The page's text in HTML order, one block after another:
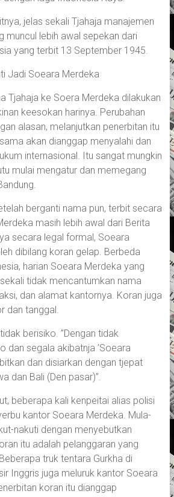
jelas sekali Tjahaja manajemen
muncul lebih awal sepekan dari
yang terbit 13 September 1945.
Jadi Soeara Merdeka
Tjahaja ke Soera Merdeka dilakukan
keesokan harinya. Perubahan
alasan, melanjutkan penerbitan itu
akan dianggap menyalahi dan
internasional. Itu sangat mungkin
mulai mengatur dan memegang
berganti nama pun, terbit secara
masih lebih awal dari Berita
secara legal formal, Soeara
dibilang koran gelap. Berbeda
harian Soeara Merdeka yang
tidak mencantumkan nama
dan alamat kantornya. Koran juga
dan tanggal.
berisiko. ”Dengan tidak
dan segala akibatnja ’Soeara
dan disiarkan dengan tjepat
dan Bali (Den pasar)”.
beberapa kali kenpeitai alias polisi
kantor Soeara Merdeka. Mula-
nakuti dengan menyebutkan
itu adalah pelanggaran yang
truk tentara Gurkha di
Inggris juga meluruk kantor Soeara
koran itu dianggap